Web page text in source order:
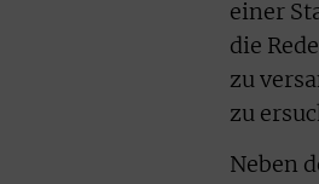
einer
die
zu
zu
Neben